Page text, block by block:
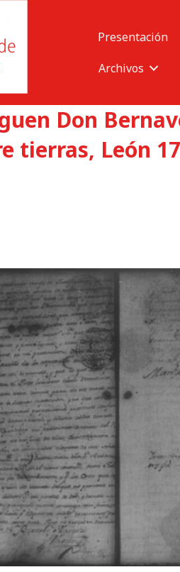
Presentación
Archivos
Don
tierras, León